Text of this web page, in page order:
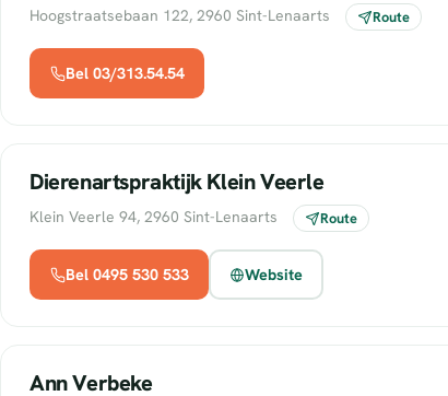
Hoogstraatsebaan 122, 2960 Sint-Lenaarts Route
Bel 03/313.54.54
Dierenartspraktijk Klein Veerle
Klein Veerle 94, 2960 Sint-Lenaarts Route
Bel 0495 530 533 Website
Ann Verbeke